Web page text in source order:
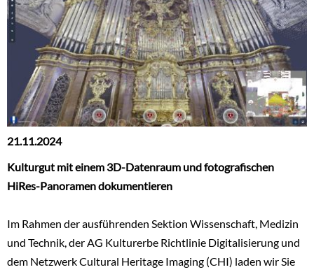
21.11.2024
Kulturgut mit einem 3D-Datenraum und fotografischen
HiRes-Panoramen dokumentieren
Im Rahmen der ausführenden Sektion Wissenschaft, Medizin
und Technik, der AG Kulturerbe Richtlinie Digitalisierung und
dem Netzwerk Cultural Heritage Imaging (CHI) laden wir Sie